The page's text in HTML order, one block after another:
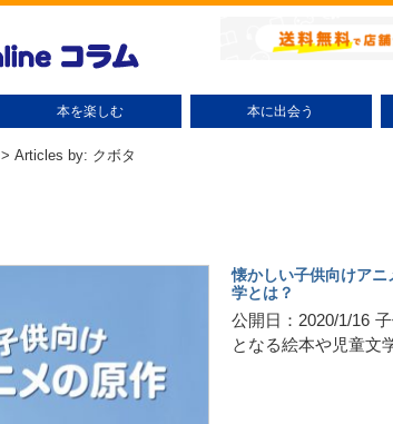
本を楽しむ 本に出会う
> Articles by: クボタ
懐かしい子供向けア
学とは？
公開日：2020/1/16
となる絵本や児童文